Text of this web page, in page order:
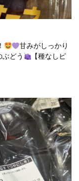
甘みがしっかり
どう
【種なしピ